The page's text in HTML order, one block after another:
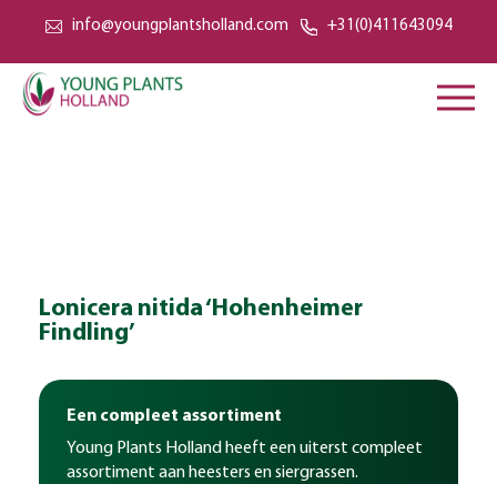
info@youngplantsholland.com +31(0)411643094
Lonicera nitida ‘Hohenheimer
Findling’
Een compleet assortiment
Young Plants Holland heeft een uiterst compleet
assortiment aan heesters en siergrassen.